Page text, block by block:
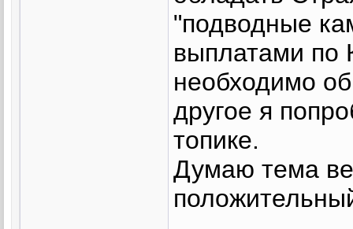
"подводные
выплатами
необходимо
другое я
топике.
Думаю тема